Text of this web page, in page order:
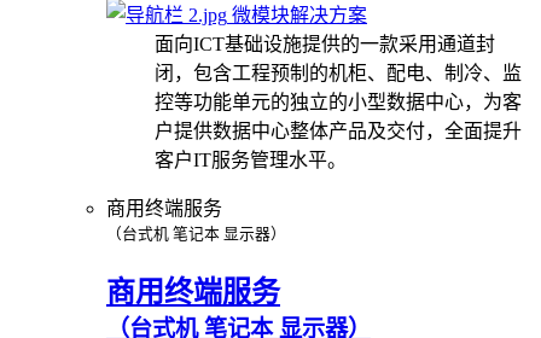
微模块解决方案
面向ICT基础设施提供的一款采用通道封
闭，包含工程预制的机柜、配电、制冷、监
控等功能单元的独立的小型数据中心，为客
户提供数据中心整体产品及交付，全面提升
客户IT服务管理水平。
商用终端服务
（台式机 笔记本 显示器）
商用终端服务
（台式机 笔记本 显示器）